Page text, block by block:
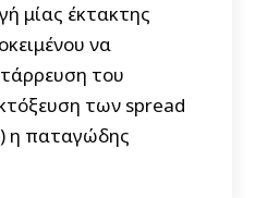
μίας έκτακτης
να
του
των spread
η παταγώδης